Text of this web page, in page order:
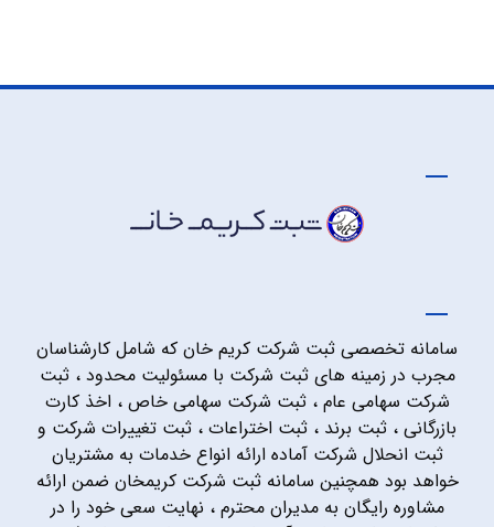
سامانه تخصصی ثبت شرکت کریم خان که شامل کارشناسان
مجرب در زمینه های ثبت شرکت با مسئولیت محدود ، ثبت
شرکت سهامی عام ، ثبت شرکت سهامی خاص ، اخذ کارت
بازرگانی ، ثبت برند ، ثبت اختراعات ، ثبت تغییرات شرکت و
ثبت انحلال شرکت آماده ارائه انواع خدمات به مشتریان
خواهد بود همچنین سامانه ثبت شرکت کریمخان ضمن ارائه
مشاوره رایگان به مدیران محترم ، نهایت سعی خود را در